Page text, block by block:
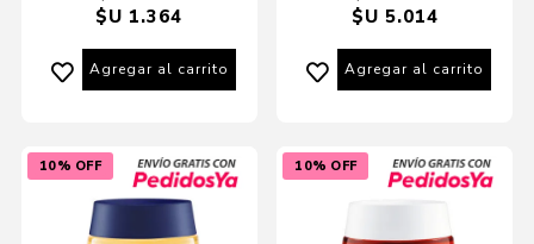
$U 1.364
Agregar al carrito
$U 5.014
Agregar al carrito
10% OFF 10% OFF